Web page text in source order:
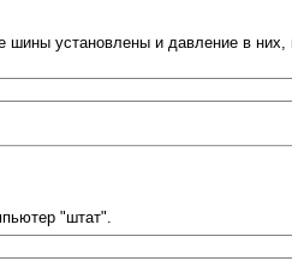
шины установлены и давление в
"штат".